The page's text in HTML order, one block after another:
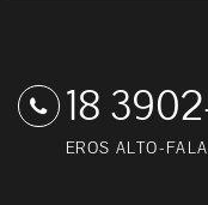
18
EROS ALTO-